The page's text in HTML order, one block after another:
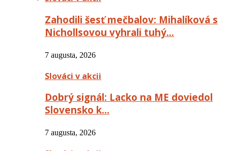
Zahodili šesť mečbalov: Mihalíková s
Nichollsovou vyhrali tuhý…
7 augusta, 2026
Slováci v akcii
Dobrý signál: Lacko na ME doviedol
Slovensko k…
7 augusta, 2026